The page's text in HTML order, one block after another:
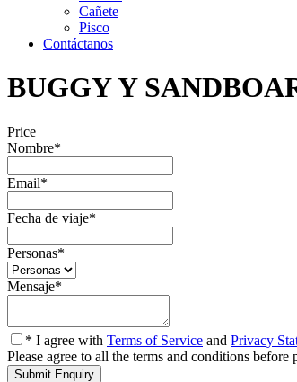
Cañete
Pisco
Contáctanos
BUGGY Y
Price
Nombre*
Email*
Fecha de viaje*
Personas*
Mensaje*
* I agree with Terms of Service and Privacy
Please agree to all the terms and conditions before